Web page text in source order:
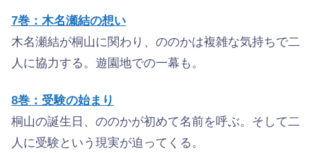
7巻：木名瀬結の想い
木名瀬結が桐山に関わり、ののかは複雑な気持ちで二
人に協力する。遊園地での一幕も。
8巻：受験の始まり
桐山の誕生日、ののかが初めて名前を呼ぶ。そして二
人に受験という現実が迫ってくる。